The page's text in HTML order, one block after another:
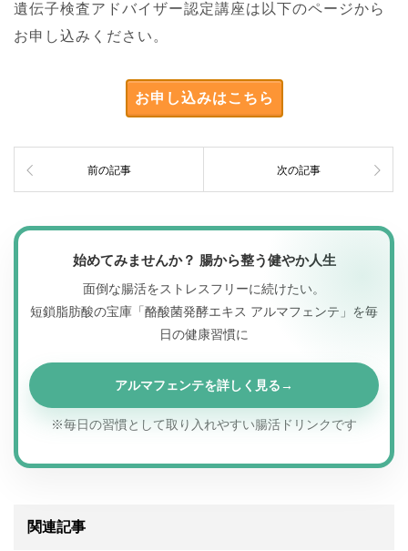
遺伝子検査アドバイザー認定講座は以下のページから
お申し込みください。
お申し込みはこちら
前の記事 次の記事
始めてみませんか？ 腸から整う健やか人生
面倒な腸活をストレスフリーに続けたい。
短鎖脂肪酸の宝庫「酪酸菌発酵エキス アルマフェンテ」を毎
日の健康習慣に
アルマフェンテを詳しく見る
※毎日の習慣として取り入れやすい腸活ドリンクです
関連記事